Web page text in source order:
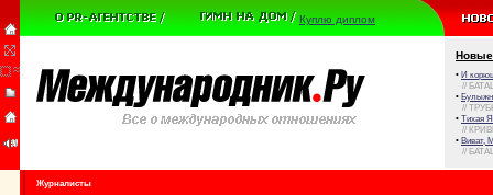
Куплю диплом
Новые
• И
//
•
//
• Тихая
//
• Виват,
//
Журналисты